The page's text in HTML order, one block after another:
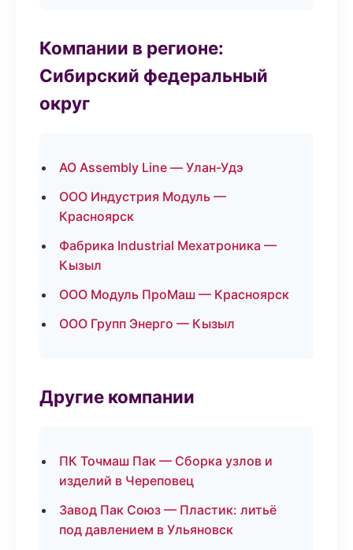
Компании в регионе:
Сибирский федеральный
округ
АО Assembly Line — Улан-Удэ
ООО Индустрия Модуль —
Красноярск
Фабрика Industrial Мехатроника —
Кызыл
ООО Модуль ПроМаш — Красноярск
ООО Групп Энерго — Кызыл
Другие компании
ПК Точмаш Пак — Сборка узлов и
изделий в Череповец
Завод Пак Союз — Пластик: литьё
под давлением в Ульяновск